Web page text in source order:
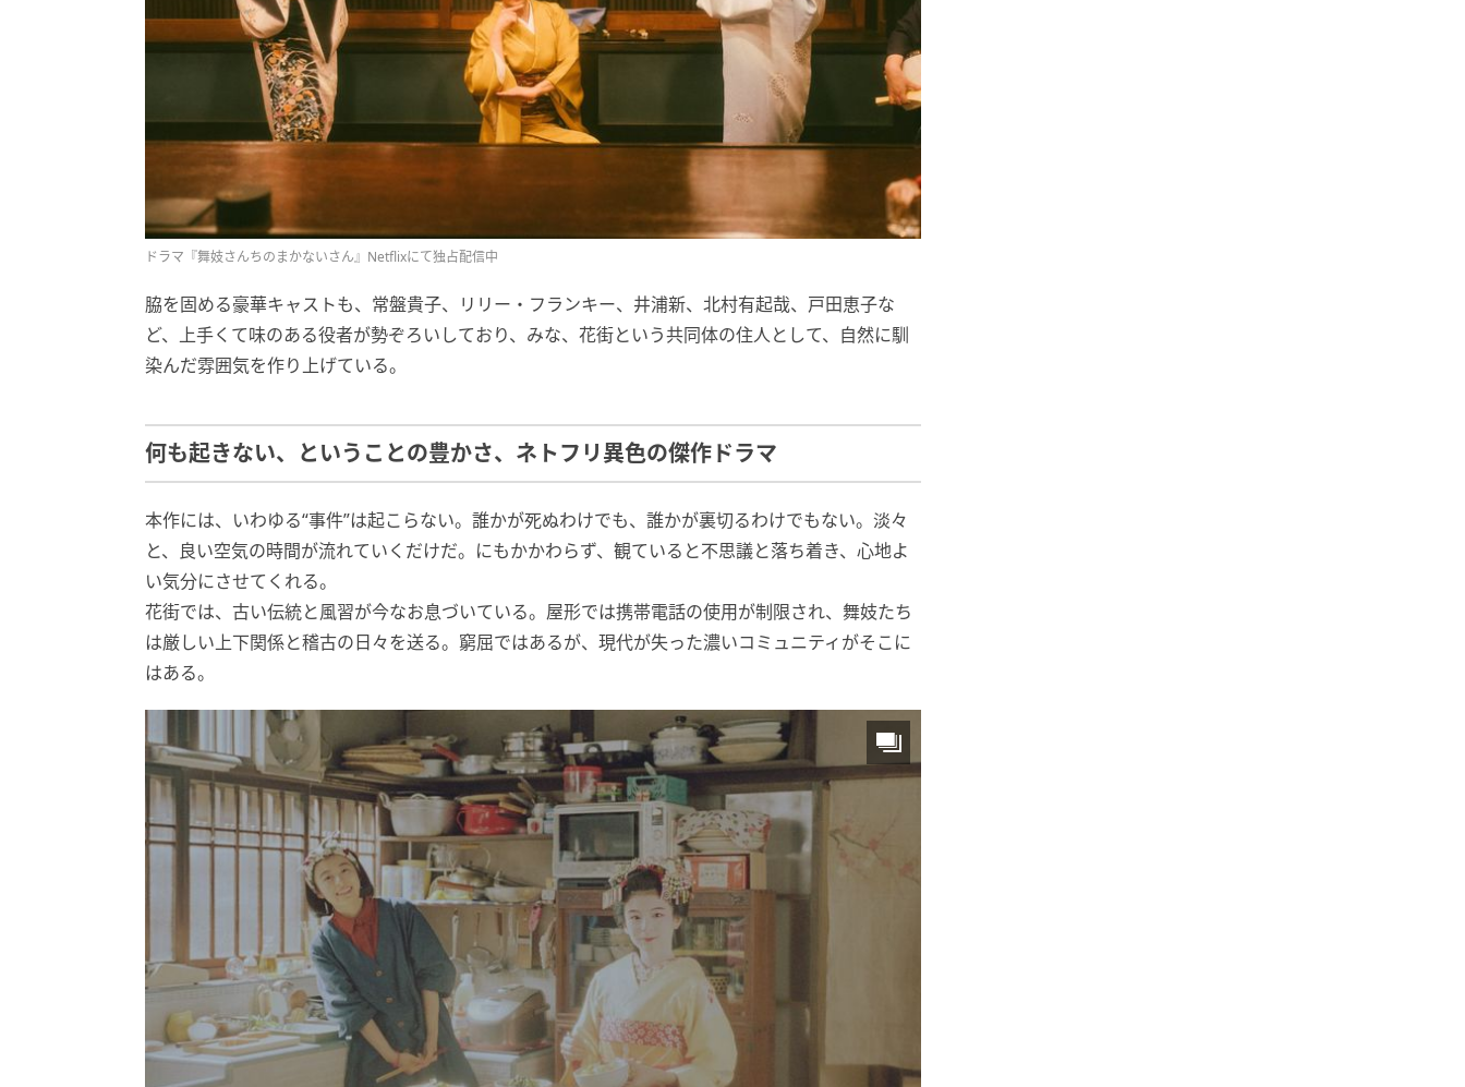
ドラマ『舞妓さんちのまかないさん』Netflixにて独占配信中
脇を固める豪華キャストも、常盤貴子、リリー・フランキー、井浦新、北村有起哉、戸田恵子な
ど、上手くて味のある役者が勢ぞろいしており、みな、花街という共同体の住人として、自然に馴
染んだ雰囲気を作り上げている。
何も起きない、ということの豊かさ、ネトフリ異色の傑作ドラマ
本作には、いわゆる“事件”は起こらない。誰かが死ぬわけでも、誰かが裏切るわけでもない。淡々
と、良い空気の時間が流れていくだけだ。にもかかわらず、観ていると不思議と落ち着き、心地よ
い気分にさせてくれる。
花街では、古い伝統と風習が今なお息づいている。屋形では携帯電話の使用が制限され、舞妓たち
は厳しい上下関係と稽古の日々を送る。窮屈ではあるが、現代が失った濃いコミュニティがそこに
はある。